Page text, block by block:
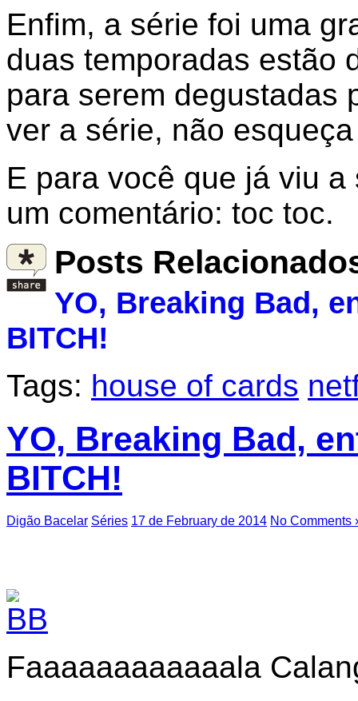
Enfim, a série foi uma
duas temporadas estão
para serem degustadas
ver a série, não
E para você que já viu
um comentário: toc toc.
Posts
YO, Breaking Bad,
BITCH!
Tags: house of cards
YO, Breaking Bad,
BITCH!
Digão Bacelar Séries 17 de February de 2014 No Comments
Faaaaaaaaaaaala